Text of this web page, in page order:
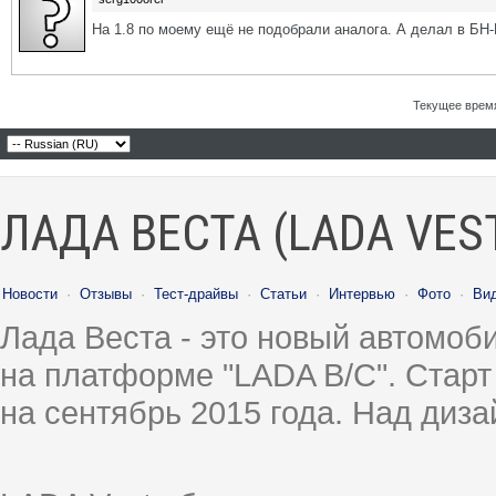
На 1.8 по моему ещё не подобрали аналога. А делал в
Текущее
ЛАДА ВЕСТА (LADA
Новости · Отзывы · Тест-драйвы · Статьи · Интервью · Фото ·
Лада Веста - это новый
на платформе "LADA B/C".
на сентябрь 2015 года. Над